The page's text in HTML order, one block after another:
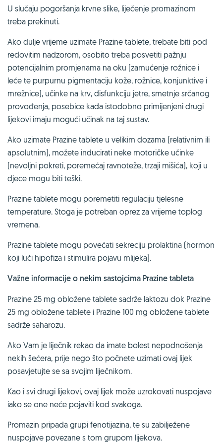
U slučaju pogoršanja krvne slike, liječenje promazinom
treba prekinuti.
Ako dulje vrijeme uzimate Prazine tablete, trebate biti pod
redovitim nadzorom, osobito treba posvetiti pažnju
potencijalnim promjenama na oku (zamućenje rožnice i
leće te purpurnu pigmentaciju kože, rožnice, konjunktive i
mrežnice), učinke na krv, disfunkciju jetre, smetnje srčanog
provođenja, posebice kada istodobno primijenjeni drugi
lijekovi imaju mogući učinak na taj sustav.
Ako uzimate Prazine tablete u velikim dozama (relativnim ili
apsolutnim), možete inducirati neke motoričke učinke
(nevoljni pokreti, poremećaj ravnoteže, trzaji mišića), koji u
djece mogu biti teški.
Prazine tablete mogu poremetiti regulaciju tjelesne
temperature. Stoga je potreban oprez za vrijeme toplog
vremena.
Prazine tablete mogu povećati sekreciju prolaktina (hormon
koji luči hipofiza i stimulira pojavu mlijeka).
Važne informacije o nekim sastojcima Prazine tableta
Prazine 25 mg obložene tablete sadrže laktozu dok Prazine
25 mg obložene tablete i Prazine 100 mg obložene tablete
sadrže saharozu.
Ako Vam je liječnik rekao da imate bolest nepodnošenja
nekih šećera, prije nego što počnete uzimati ovaj lijek
posavjetujte se sa svojim liječnikom.
Kao i svi drugi lijekovi, ovaj lijek može uzrokovati nuspojave
iako se one neće pojaviti kod svakoga.
Promazin pripada grupi fenotijazina, te su zabilježene
nuspojave povezane s tom grupom lijekova.